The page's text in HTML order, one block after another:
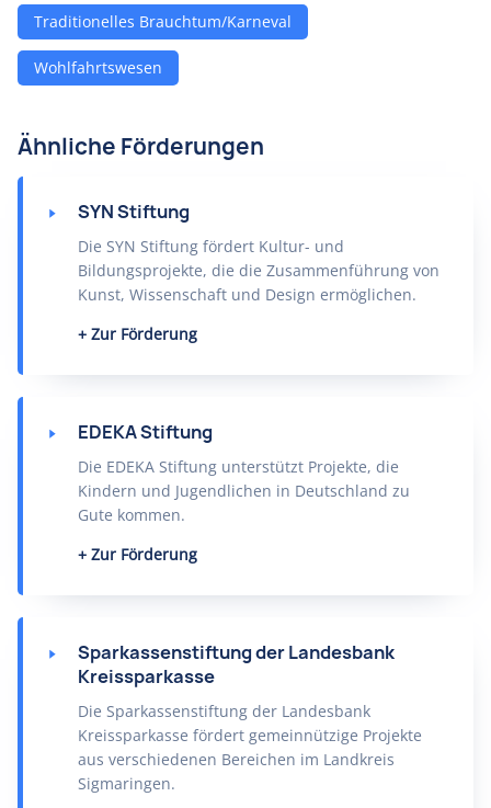
Traditionelles Brauchtum/Karneval
Wohlfahrtswesen
Ähnliche Förderungen
SYN Stiftung
Die SYN Stiftung fördert Kultur- und
Bildungsprojekte, die die Zusammenführung von
Kunst, Wissenschaft und Design ermöglichen.
Zur Förderung
EDEKA Stiftung
Die EDEKA Stiftung unterstützt Projekte, die
Kindern und Jugendlichen in Deutschland zu
Gute kommen.
Zur Förderung
Sparkassenstiftung der Landesbank
Kreissparkasse
Die Sparkassenstiftung der Landesbank
Kreissparkasse fördert gemeinnützige Projekte
aus verschiedenen Bereichen im Landkreis
Sigmaringen.